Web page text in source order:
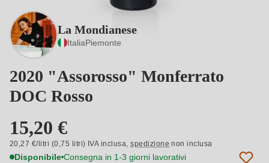
La Mondianese
ItaliaPiemonte
2020 "Assorosso" Monferrato
DOC Rosso
15,20 €
20,27 €/litri (0,75 litri) IVA inclusa,spedizione non inclusa
Disponibile Consegna in 1-3 giorni lavorativi